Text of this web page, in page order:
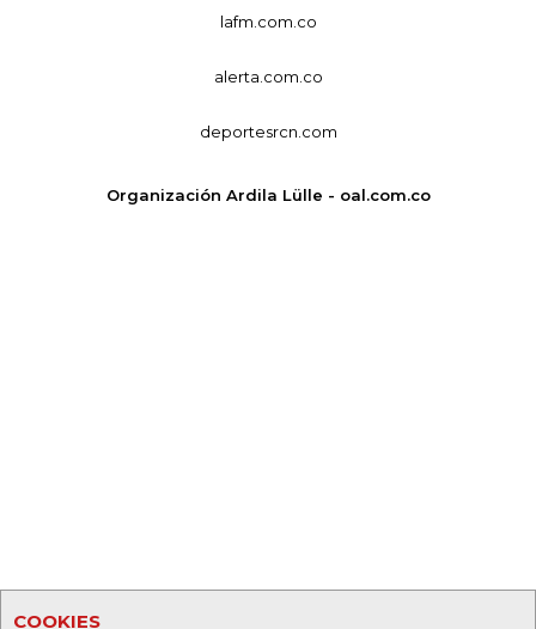
COOKIES
lafm.com.co
alerta.com.co
deportesrcn.com
Organización Ardila Lülle - oal.com.co